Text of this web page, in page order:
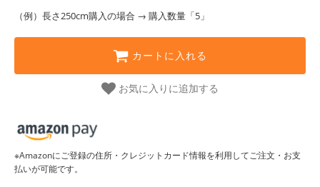
（例）長さ250cm購入の場合 → 購入数量「5」
カートに入れる
お気に入りに追加する
※Amazonにご登録の住所・クレジットカード情報を利用してご注文・お支
払いが可能です。